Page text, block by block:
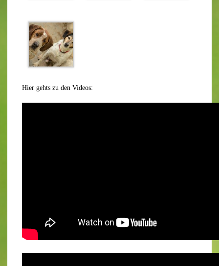
Hier gehts zu den Videos: